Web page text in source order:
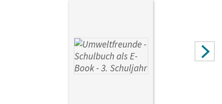
Horn, Rüdiger; Ehrich, Silvia; Blumensath-Streidt, Ulrike;
Koch, Inge; Köller, Christine